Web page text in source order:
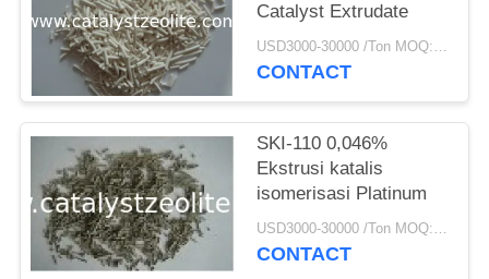
Catalyst Extrudate
USD3000-30000 /Ton MOQ:1 KG
CONTACT
SKI-110 0,046%
Ekstrusi katalis
isomerisasi Platinum
USD3000-30000 /Ton MOQ:1 KG
CONTACT